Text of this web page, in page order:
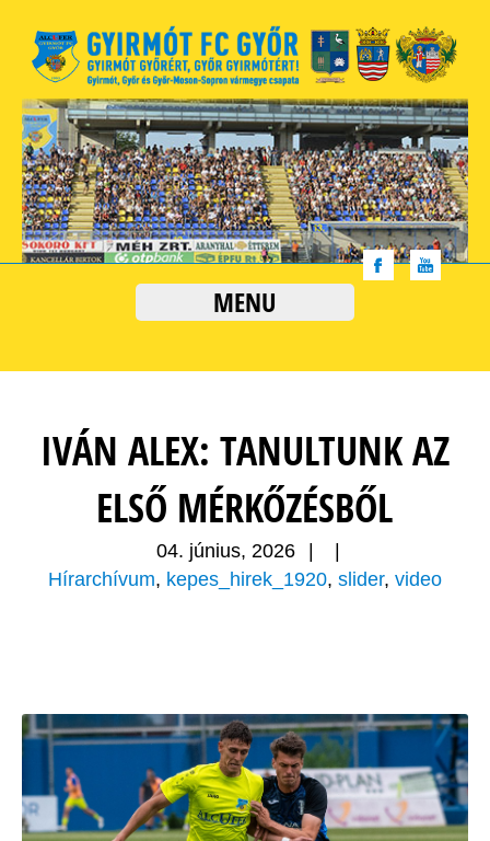
MENU
IVÁN ALEX: TANULTUNK AZ
ELSŐ MÉRKŐZÉSBŐL
04. június, 2026
Hírarchívum, kepes_hirek_1920, slider, video